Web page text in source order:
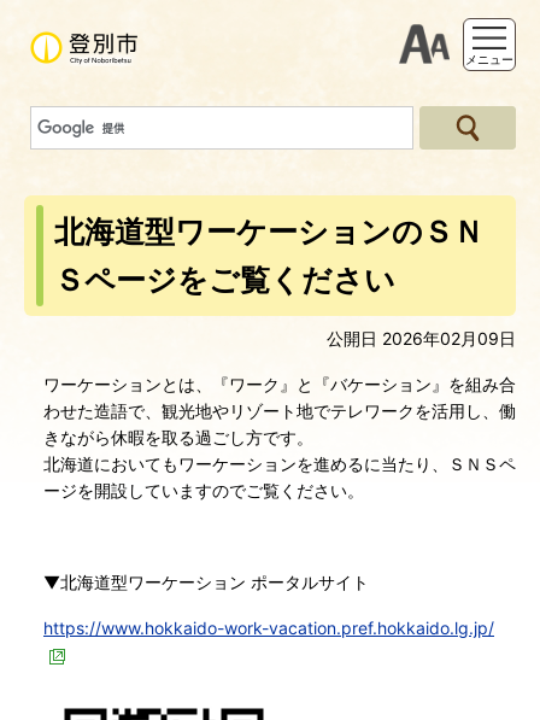
支援ツー
メニュー
北海道型ワーケーションのＳＮ
Ｓページをご覧ください
公開日 2026年02月09日
ワーケーションとは、『ワーク』と『バケーション』を組み合
わせた造語で、観光地やリゾート地でテレワークを活用し、働
きながら休暇を取る過ごし方です。
北海道においてもワーケーションを進めるに当たり、ＳＮＳペ
ージを開設していますのでご覧ください。
▼北海道型ワーケーション ポータルサイト
https://www.hokkaido-work-vacation.pref.hokkaido.lg.jp/